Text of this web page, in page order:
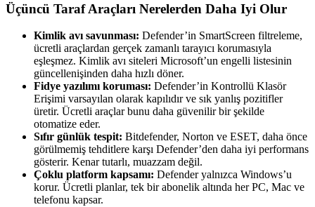
Üçüncü Taraf Araçları Nerelerden Daha Iyi Olur
Kimlik avı savunması: Defender’in SmartScreen filtreleme,
ücretli araçlardan gerçek zamanlı tarayıcı korumasıyla
eşleşmez. Kimlik avı siteleri Microsoft’un engelli listesinin
güncellenişinden daha hızlı döner.
Fidye yazılımı koruması: Defender’in Kontrollü Klasör
Erişimi varsayılan olarak kapılıdır ve sık yanlış pozitifler
üretir. Ücretli araçlar bunu daha güvenilir bir şekilde
otomatize eder.
Sıfır günlük tespit: Bitdefender, Norton ve ESET, daha önce
görülmemiş tehditlere karşı Defender’den daha iyi performans
gösterir. Kenar tutarlı, muazzam değil.
Çoklu platform kapsamı: Defender yalnızca Windows’u
korur. Ücretli planlar, tek bir abonelik altında her PC, Mac ve
telefonu kapsar.